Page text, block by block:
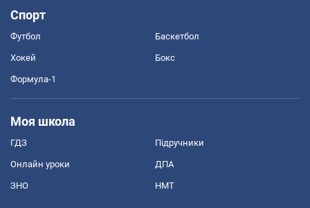
Спорт
Футбол Баскетбол
Хокей Бокс
Формула-1
Моя школа
ГДЗ Підручники
Онлайн уроки ДПА
ЗНО НМТ